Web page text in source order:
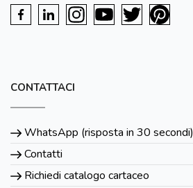
CONTATTACI
WhatsApp (risposta in 30 secondi)
Contatti
Richiedi catalogo cartaceo